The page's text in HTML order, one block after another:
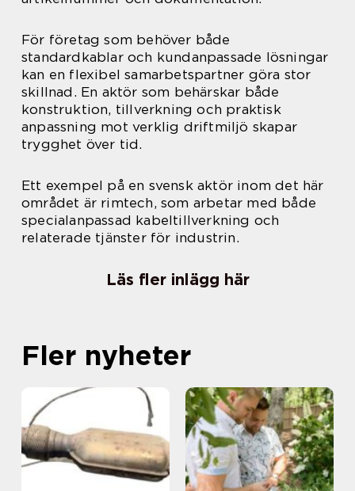
För företag som behöver både
standardkablar och kundanpassade lösningar
kan en flexibel samarbetspartner göra stor
skillnad. En aktör som behärskar både
konstruktion, tillverkning och praktisk
anpassning mot verklig driftmiljö skapar
trygghet över tid.
Ett exempel på en svensk aktör inom det här
området är rimtech, som arbetar med både
specialanpassad kabeltillverkning och
relaterade tjänster för industrin.
Läs fler inlägg här
Fler nyheter